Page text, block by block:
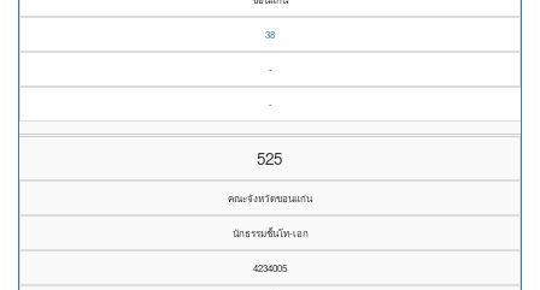
38
-
-
525
คณะจังหวัดขอนแก่น
นักธรรมชั้นโท-เอก
4234005